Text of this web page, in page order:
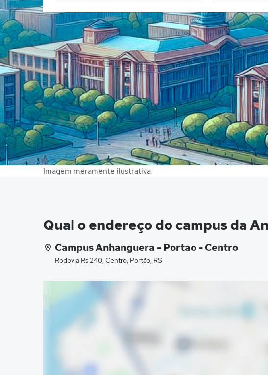
Imagem meramente ilustrativa
Qual o endereço do campus da
Campus Anhanguera - Portao - Centro
Rodovia Rs 240, Centro, Portão, RS